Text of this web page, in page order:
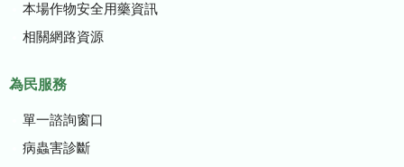
本場作物安全用藥資訊
相關網路資源
為民服務
單一諮詢窗口
病蟲害診斷